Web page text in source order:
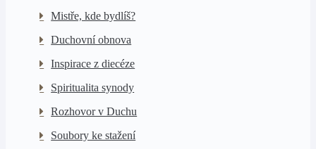
Mistře, kde bydlíš?
Duchovní obnova
Inspirace z diecéze
Spiritualita synody
Rozhovor v Duchu
Soubory ke stažení